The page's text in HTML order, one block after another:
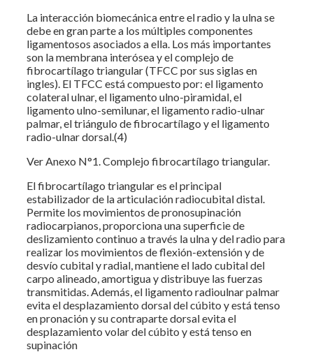
La interacción biomecánica entre el radio y la ulna se
debe en gran parte a los múltiples componentes
ligamentosos asociados a ella. Los más importantes
son la membrana interósea y el complejo de
fibrocartílago triangular (TFCC por sus siglas en
ingles). El TFCC está compuesto por: el ligamento
colateral ulnar, el ligamento ulno-piramidal, el
ligamento ulno-semilunar, el ligamento radio-ulnar
palmar, el triángulo de fibrocartílago y el ligamento
radio-ulnar dorsal.(4)
Ver Anexo N°1. Complejo fibrocartílago triangular.
El fibrocartílago triangular es el principal
estabilizador de la articulación radiocubital distal.
Permite los movimientos de pronosupinación
radiocarpianos, proporciona una superficie de
deslizamiento continuo a través la ulna y del radio para
realizar los movimientos de flexión-extensión y de
desvío cubital y radial, mantiene el lado cubital del
carpo alineado, amortigua y distribuye las fuerzas
transmitidas. Además, el ligamento radioulnar palmar
evita el desplazamiento dorsal del cúbito y está tenso
en pronación y su contraparte dorsal evita el
desplazamiento volar del cúbito y está tenso en
supinación